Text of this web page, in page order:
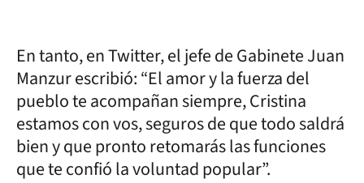
En tanto, en Twitter, el jefe de Gabinete Juan
Manzur escribió: “El amor y la fuerza del
pueblo te acompañan siempre, Cristina
estamos con vos, seguros de que todo saldrá
bien y que pronto retomarás las funciones
que te confió la voluntad popular”.